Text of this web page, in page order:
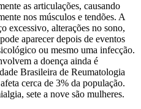
as articulações, causando
nos músculos e tendões. A
excessivo, alterações no sono,
aparecer depois de eventos
ou mesmo uma infecção.
a doença ainda é
Brasileira de Reumatologia
cerca de 3% da população.
sete a nove são mulheres.